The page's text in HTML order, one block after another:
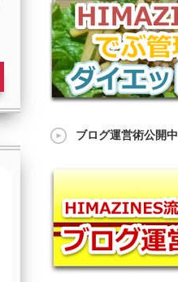
ブログ運営術公開中